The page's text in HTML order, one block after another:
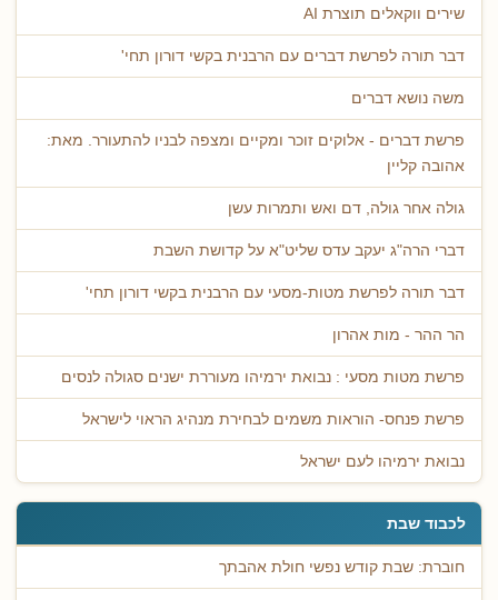
שירים ווקאלים תוצרת AI
דבר תורה לפרשת דברים עם הרבנית בקשי דורון תחי'
משה נושא דברים
פרשת דברים - אלוקים זוכר ומקיים ומצפה לבניו להתעורר. מאת:
אהובה קליין
גולה אחר גולה, דם ואש ותמרות עשן
דברי הרה"ג יעקב עדס שליט"א על קדושת השבת
דבר תורה לפרשת מטות-מסעי עם הרבנית בקשי דורון תחי'
הר ההר - מות אהרון
פרשת מטות מסעי : נבואת ירמיהו מעוררת ישנים סגולה לנסים
פרשת פנחס- הוראות משמים לבחירת מנהיג הראוי לישראל
נבואת ירמיהו לעם ישראל
לכבוד שבת
חוברת: שבת קודש נפשי חולת אהבתך